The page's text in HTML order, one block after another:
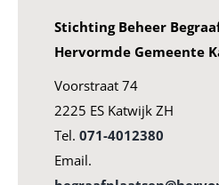
Stichting Beheer
Hervormde Gemeente
Voorstraat 74
2225 ES Katwijk ZH
Tel. 071-4012380
Email.